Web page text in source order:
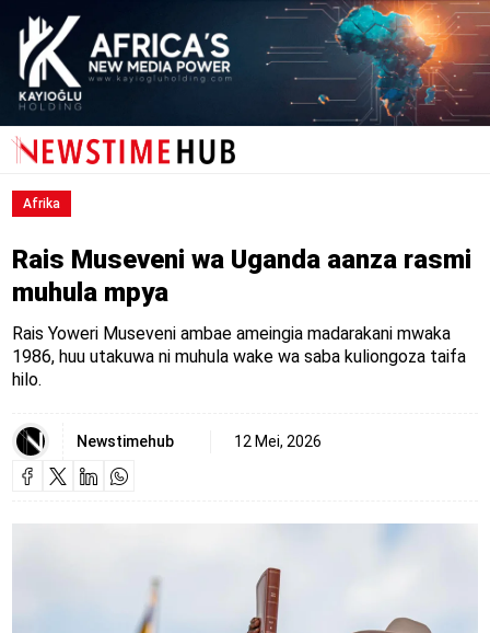
Afrika
Rais Museveni wa Uganda aanza rasmi
muhula mpya
Rais Yoweri Museveni ambae ameingia madarakani mwaka
1986, huu utakuwa ni muhula wake wa saba kuliongoza taifa
hilo.
Newstimehub 12 Mei, 2026